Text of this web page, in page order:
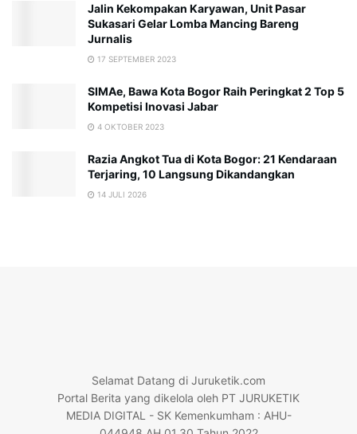
Jalin Kekompakan Karyawan, Unit Pasar
Sukasari Gelar Lomba Mancing Bareng
Jurnalis
17 SEPTEMBER 2023
SIMAe, Bawa Kota Bogor Raih Peringkat 2 Top 5
Kompetisi Inovasi Jabar
4 OKTOBER 2023
Razia Angkot Tua di Kota Bogor: 21 Kendaraan
Terjaring, 10 Langsung Dikandangkan
14 JULI 2026
Selamat Datang di Juruketik.com
Portal Berita yang dikelola oleh PT JURUKETIK
MEDIA DIGITAL - SK Kemenkumham : AHU-